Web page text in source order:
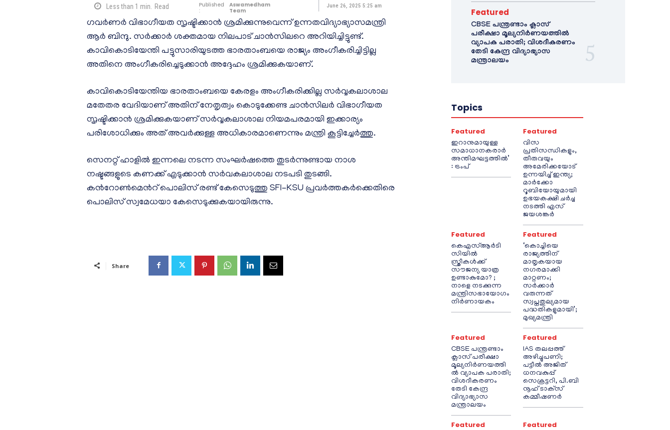
Less than 1 min. Read
Published
:
Aswamedham
Team
June 26, 2025 5:25 am
ഗവര്‍ണര്‍ വിഭാഗീയത സൃഷ്ടിക്കാൻ ശ്രമിക്കുന്നുവെന്ന് ഉന്നതവിദ്യാഭ്യാസമന്ത്രി
ആര്‍ ബിന്ദു. സർക്കാർ ശക്തമായ നിലപാട് ചാൻസിലറെ അറിയിച്ചിട്ടുണ്ട്.
കാവികൊടിയേന്തി പട്ടുസാരിയുടത്ത ഭാരതാംബയെ രാജ്യം അംഗീകരിച്ചിട്ടില്ല
അതിനെ അംഗീകരിച്ചെടുക്കാൻ അദ്ദേഹം ശ്രമിക്കുകയാണ്.
കാവികൊടിയേന്തിയ ഭാരതാംബയെ കേരളം അംഗീകരിക്കില്ല സർവ്വകലാശാല
മതേതര വേദിയാണ് അതിന് നേതൃത്വം കൊടുക്കേണ്ട ചാൻസിലർ വിഭാഗീയത
സൃഷ്ടിക്കാൻ ശ്രമിക്കുകയാണ് സർവ്വകലാശാല നിയമപരമായി ഇക്കാര്യം
പരിശോധിക്കും അത് അവർക്കുള്ള അധികാരമാണെന്നും മന്ത്രി കൂട്ടിച്ചേര്‍ത്തു.
സെനറ്റ് ഹാളില്‍ ഇന്നലെ നടന്ന സംഘർഷത്തെ തുടര്‍ന്നുണ്ടായ നാശ
നഷ്ടങ്ങളുടെ കണക്ക് എടുക്കാൻ സർവകലാശാല നടപടി തുടങ്ങി.
കന്‍റോണ്‍മെന്‍റ് പൊലിസ് രണ്ട് കേസെടുത്തു SFI-KSU പ്രവർത്തകർക്കെതിരെ
പൊലിസ് സ്വമേധയാ കേസെടുക്കുകയായിരുന്നു.
Share
Featured
CBSE പന്ത്രണ്ടാം ക്ലാസ്
പരീക്ഷാ മൂല്യനിർണയത്തിൽ
വ്യാപക പരാതി; വിശദീകരണം
തേടി കേന്ദ്ര വിദ്യാഭ്യാസ
മന്ത്രാലയം
Topics
Featured
ഇറാനുമായുള്ള
സമാധാനകരാർ
അന്തിമഘട്ടത്തിൽ‌’
: ട്രംപ്
Featured
വിസ
പ്രതിസന്ധികളും,
തീരുവയും
അമേരിക്കയോട്
ഉന്നയിച്ച് ഇന്ത്യ;
മാർക്കോ
റൂബിയോയുമായി
ഉഭയകക്ഷി ചർച്ച
നടത്തി എസ്
ജയശങ്കർ
Featured
കെഎസ്ആർടി
സിയിൽ
സ്ത്രീകൾക്ക്
സൗജന്യ യാത്ര
ഉണ്ടാകുമോ? ;
നാളെ നടക്കുന്ന
മന്ത്രിസഭായോഗം
നിർണായകം
Featured
‘കൊച്ചിയെ
രാജ്യത്തിന്
മാതൃകയായ
നഗരമാക്കി
മാറ്റണം;
സർക്കാർ
വരുന്നത്
സ്വപ്നതുല്യമായ
പദ്ധതികളുമായി’;
മുഖ്യമന്ത്രി
Featured
CBSE പന്ത്രണ്ടാം
ക്ലാസ് പരീക്ഷാ
മൂല്യനിർണയത്തി
ൽ വ്യാപക പരാതി;
വിശദീകരണം
തേടി കേന്ദ്ര
വിദ്യാഭ്യാസ
മന്ത്രാലയം
Featured
IAS തലപ്പത്ത്
അഴിച്ചുപണി;
പട്ടീല്‍ അജിത്
ധനവകുപ്പ്
സെക്രട്ടറി, പി.ബി
നൂഹ് ടാക്‌സ്
കമ്മീഷണര്‍
Featured Featured